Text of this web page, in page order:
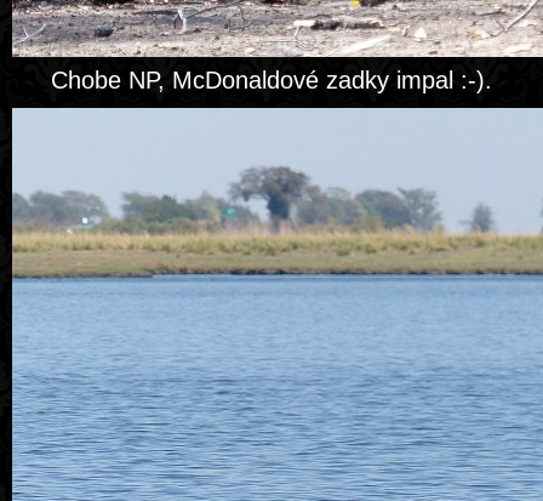
Chobe NP, McDonaldové zadky impal :-).